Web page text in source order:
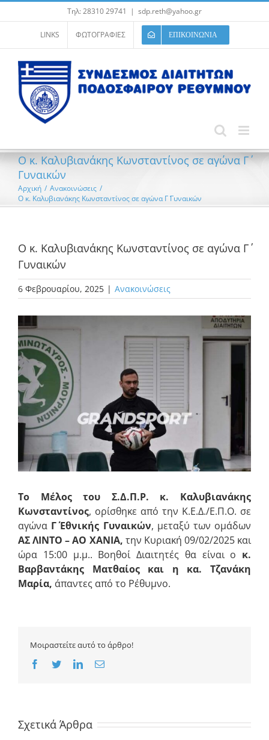
στο
περιεχόμενο
Τηλ: 28310 29741 | sdp.reth@yahoo.gr
LINKS ΦΩΤΟΓΡΑΦΙΕΣ ΕΠΙΚΟΙΝΩΝΙΑ
Ο κ. Καλυβιανάκης Κωνσταντίνος σε αγώνα Γ΄
Γυναικών
Αρχική / Ανακοινώσεις /
Ο κ. Καλυβιανάκης Κωνσταντίνος σε αγώνα Γ΄ Γυναικών
Ο κ. Καλυβιανάκης Κωνσταντίνος σε αγώνα Γ΄
Γυναικών
6 Φεβρουαρίου, 2025 | Ανακοινώσεις
μεγαλύτερης
εικόνας
Το Μέλος του Σ.Δ.Π.Ρ. κ. Καλυβιανάκης
Κωνσταντίνος, ορίσθηκε από την Κ.Ε.Δ./Ε.Π.Ο. σε
αγώνα Γ΄ Εθνικής Γυναικών, μεταξύ των ομάδων
ΑΣ ΛΙΝΤΟ – ΑΟ ΧΑΝΙΑ, την Κυριακή 09/02/2025 και
ώρα 15:00 μ.μ.. Βοηθοί Διαιτητές θα είναι ο κ.
Βαρβαντάκης Ματθαίος και η κα. Τζανάκη
Μαρία, άπαντες από το Ρέθυμνο.
Μοιραστείτε αυτό το άρθρο!
Facebook
TwitterLinkedInEmail
Σχετικά Άρθρα